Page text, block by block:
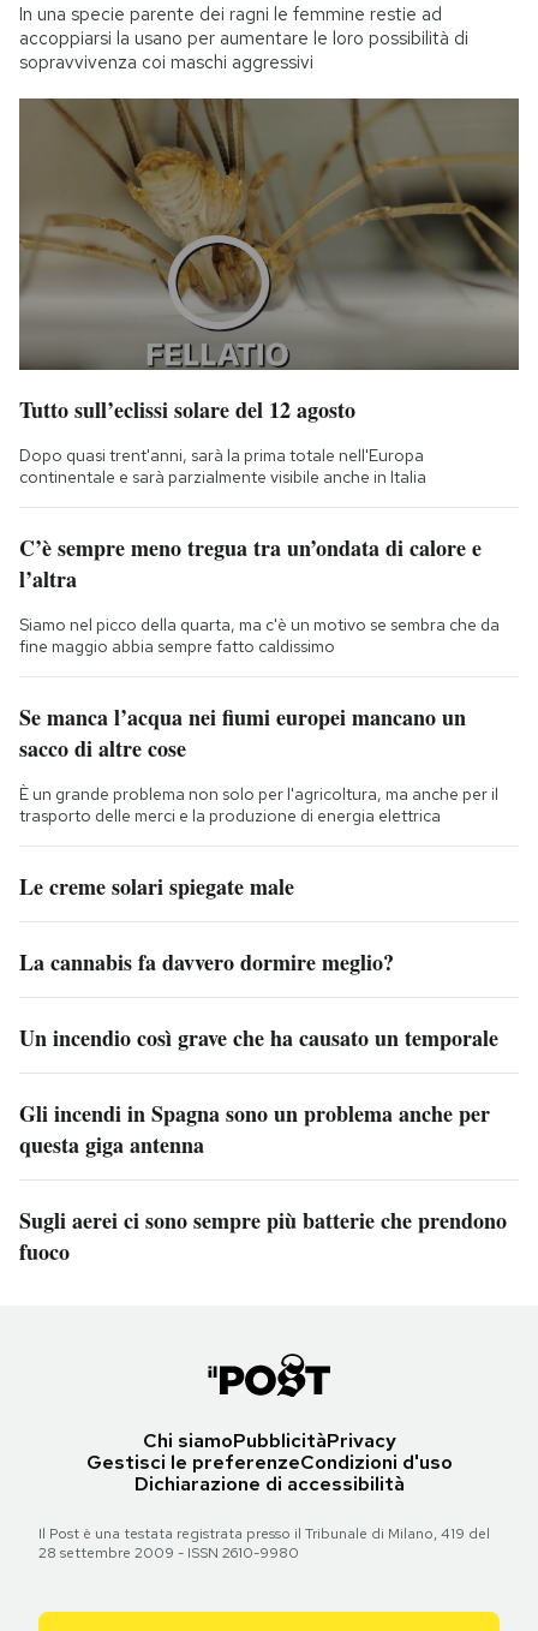
In una specie parente dei ragni le femmine restie ad
accoppiarsi la usano per aumentare le loro possibilità di
sopravvivenza coi maschi aggressivi
Tutto sull’eclissi solare del 12 agosto
Dopo quasi trent'anni, sarà la prima totale nell'Europa
continentale e sarà parzialmente visibile anche in Italia
C’è sempre meno tregua tra un’ondata di calore e
l’altra
Siamo nel picco della quarta, ma c'è un motivo se sembra che da
fine maggio abbia sempre fatto caldissimo
Se manca l’acqua nei fiumi europei mancano un
sacco di altre cose
È un grande problema non solo per l'agricoltura, ma anche per il
trasporto delle merci e la produzione di energia elettrica
Le creme solari spiegate male
La cannabis fa davvero dormire meglio?
Un incendio così grave che ha causato un temporale
Gli incendi in Spagna sono un problema anche per
questa giga antenna
Sugli aerei ci sono sempre più batterie che prendono
fuoco
Chi siamoPubblicitàPrivacy
Gestisci le preferenzeCondizioni d'uso
Dichiarazione di accessibilità
Il Post è una testata registrata presso il Tribunale di Milano, 419 del
28 settembre 2009 - ISSN 2610-9980